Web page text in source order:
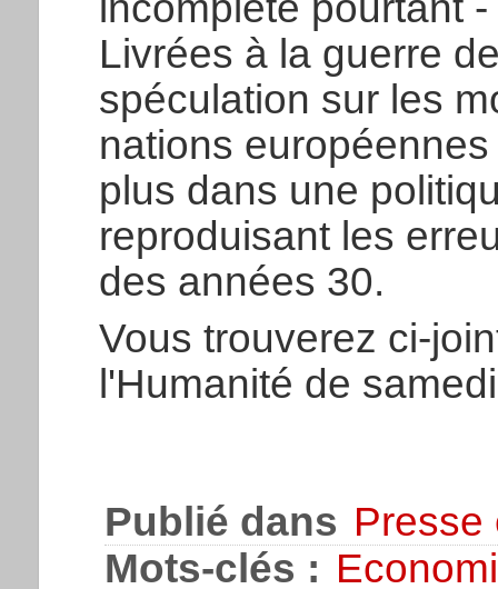
Livrées à la guerre
spéculation sur les
nations
plus dans une
reproduisant les
des années 30.
Vous trouverez ci-
l'Humanité de
Publié dans Presse
Mots-clés :